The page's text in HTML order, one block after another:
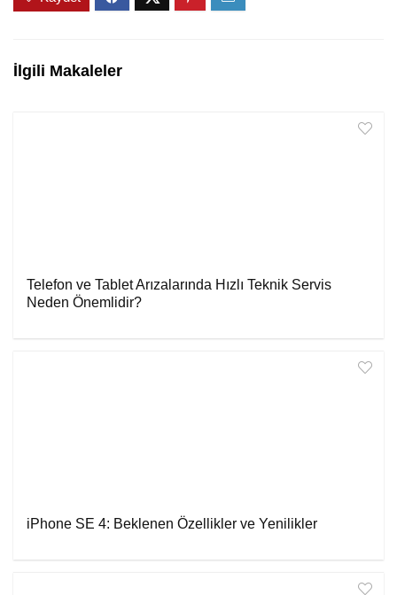
İlgili Makaleler
Telefon ve Tablet Arızalarında Hızlı Teknik Servis
Neden Önemlidir?
iPhone SE 4: Beklenen Özellikler ve Yenilikler